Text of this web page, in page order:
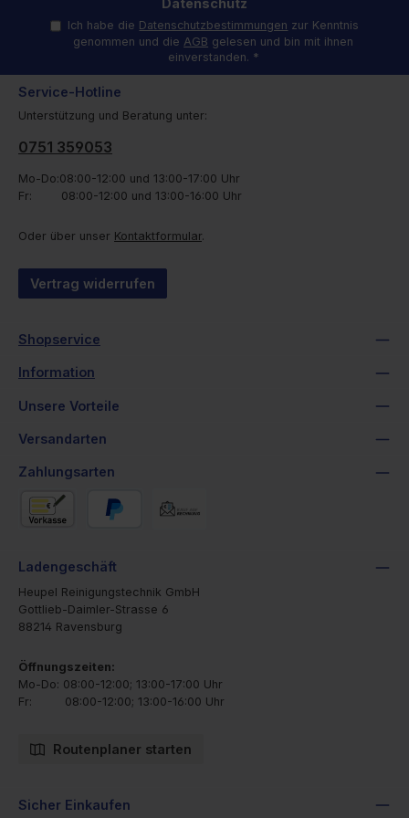
Datenschutz
Ich habe die Datenschutzbestimmungen zur Kenntnis
genommen und die AGB gelesen und bin mit ihnen
einverstanden. *
Service-Hotline
Unterstützung und Beratung unter:
0751 359053
Mo-Do:08:00-12:00 und 13:00-17:00 Uhr
Fr: 08:00-12:00 und 13:00-16:00 Uhr
Oder über unser Kontaktformular.
Vertrag widerrufen
Shopservice
Information
Unsere Vorteile
Versandarten
Zahlungsarten
Ladengeschäft
Heupel Reinigungstechnik GmbH
Gottlieb-Daimler-Strasse 6
88214 Ravensburg
Öffnungszeiten:
Mo-Do: 08:00-12:00; 13:00-17:00 Uhr
Fr: 08:00-12:00; 13:00-16:00 Uhr
Routenplaner starten
Sicher Einkaufen